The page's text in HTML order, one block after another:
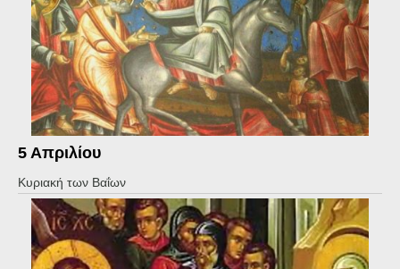
5 Απριλίου
Κυριακή των Βαΐων